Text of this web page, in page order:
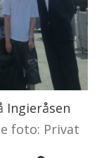
Ingieråsen
foto: Privat